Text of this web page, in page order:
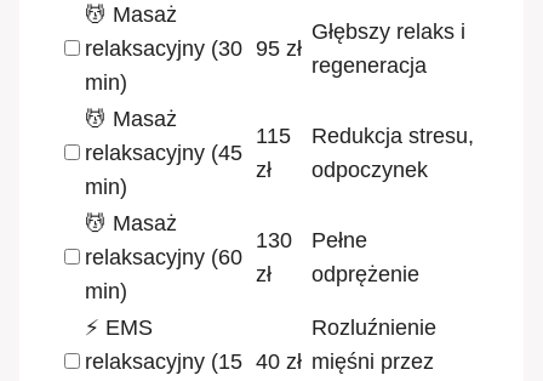
💆 Masaż
relaksacyjny (30
min)
95 zł
Głębszy relaks i
regeneracja
💆 Masaż
relaksacyjny (45
min)
115
zł
Redukcja stresu,
odpoczynek
💆 Masaż
relaksacyjny (60
min)
130
zł
Pełne
odprężenie
⚡ EMS
relaksacyjny (15 40 zł
Rozluźnienie
mięśni przez